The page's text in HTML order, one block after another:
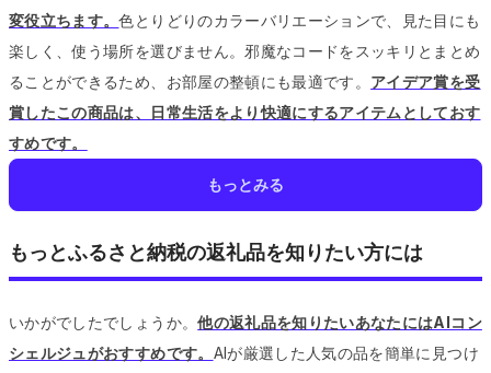
変役立ちます。色とりどりのカラーバリエーションで、見た目にも
楽しく、使う場所を選びません。 邪魔なコードをスッキリとまとめ
ることができるため、お部屋の整頓にも最適です。 アイデア賞を受
賞したこの商品は、日常生活をより快適にするアイテムとしておす
すめです。
もっとみる
もっとふるさと納税の返礼品を知りたい方には
いかがでしたでしょうか。他の返礼品を知りたいあなたにはAIコン
シェルジュがおすすめです。 AIが厳選した人気の品を簡単に見つけ